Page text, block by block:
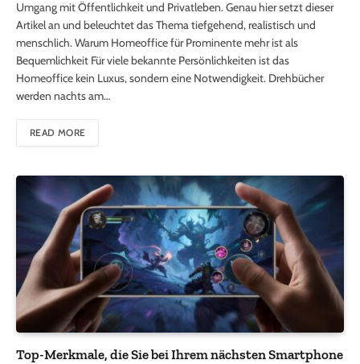
Umgang mit Öffentlichkeit und Privatleben. Genau hier setzt dieser
Artikel an und beleuchtet das Thema tiefgehend, realistisch und
menschlich. Warum Homeoffice für Prominente mehr ist als
Bequemlichkeit Für viele bekannte Persönlichkeiten ist das
Homeoffice kein Luxus, sondern eine Notwendigkeit. Drehbücher
werden nachts am…
READ MORE
Top-Merkmale, die Sie bei Ihrem nächsten Smartphone